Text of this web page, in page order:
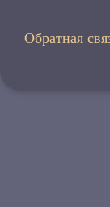
Обратная